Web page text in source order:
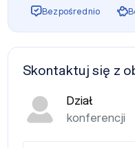
Bezpośrednio
Skontaktuj się z
Dział
konferencji